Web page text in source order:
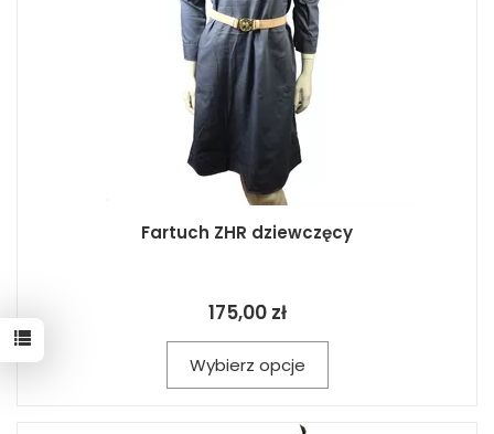
Fartuch ZHR dziewczęcy
175,00 zł
Wybierz opcje